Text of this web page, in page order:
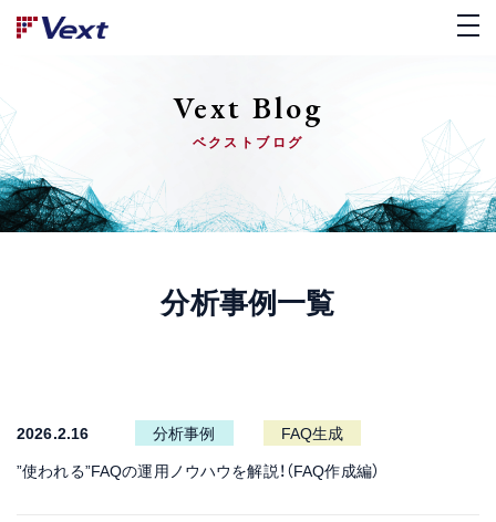
Vext Blog
ベクストブログ
分析事例一覧
2026.2.16 分析事例
FAQ生成
”使われる”FAQの運用ノウハウを解説！（FAQ作成編）